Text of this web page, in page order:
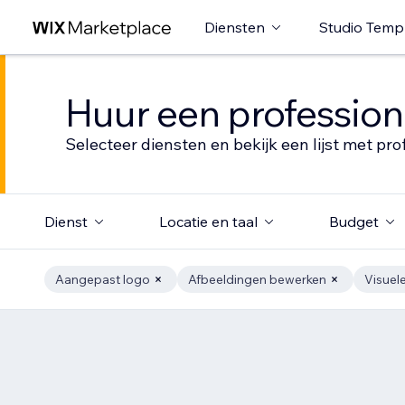
Diensten Studio
Huur een
Selecteer diensten en bekijk een lijst met
Dienst Locatie en taal Budget
Aangepast logo Afbeeldingen bewerken